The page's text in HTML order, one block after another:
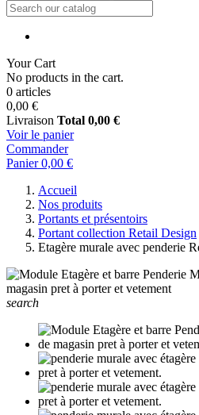
Your Cart
No products in the cart.
0 articles
0,00 €
Livraison Total 0,00 €
Voir le panier
Commander
Panier 0,00 €
Accueil
Nos produits
Portants et présentoirs
Portant collection Retail Design
Etagère murale avec penderie
search